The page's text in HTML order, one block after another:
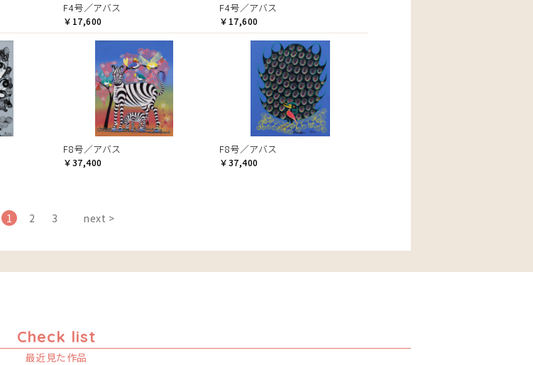
F4号／アバス
￥17,600
F4号／アバス
￥17,600
F8号／アバス
￥37,400
F8号／アバス
￥37,400
1 2 3 next >
Check list
最近見た作品